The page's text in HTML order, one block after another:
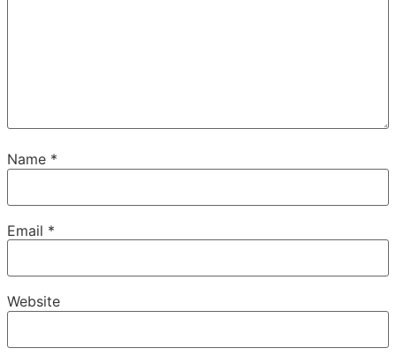
Name *
Email *
Website